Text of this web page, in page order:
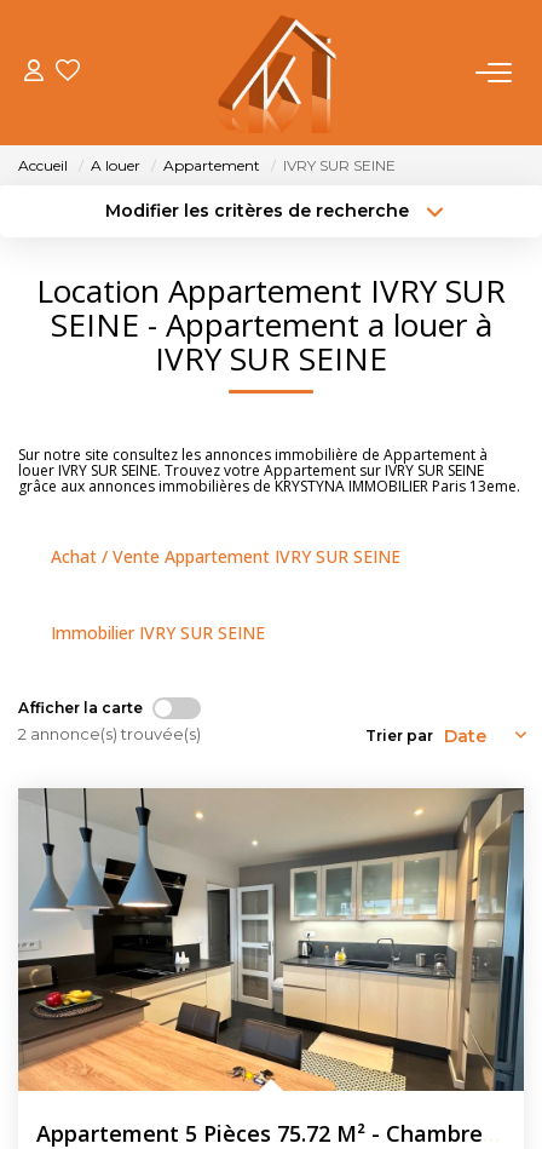
ACHETER
FAIRE GÉRER
OUTILS
NOUS CONTACTER
Accueil A louer Appartement IVRY SUR SEINE
Modifier les critères de recherche
Sélectionnez...
Type de bien
Plus de critères
Location Appartement IVRY SUR
SEINE - Appartement a louer à
IVRY SUR SEINE
Sur notre site consultez les annonces immobilière de Appartement à
louer IVRY SUR SEINE. Trouvez votre Appartement sur IVRY SUR SEINE
grâce aux annonces immobilières de KRYSTYNA IMMOBILIER Paris 13eme.
Achat / Vente Appartement IVRY SUR SEINE
Immobilier IVRY SUR SEINE
Afficher la carte
2 annonce(s) trouvée(s) Trier par